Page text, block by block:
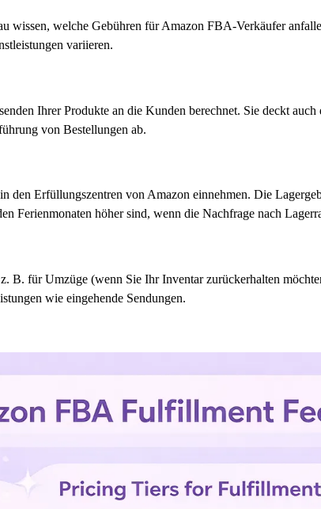
wissen, welche Gebühren für Amazon FBA-Verkäufer
variieren.
Ihrer Produkte an die Kunden berechnet. Sie deckt
von Bestellungen ab.
den Erfüllungszentren von Amazon einnehmen. Die
Ferienmonaten höher sind, wenn die Nachfrage nach
B. für Umzüge (wenn Sie Ihr Inventar zurückerhalten
wie eingehende Sendungen.